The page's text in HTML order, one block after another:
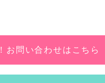
お問い合わせはこちら